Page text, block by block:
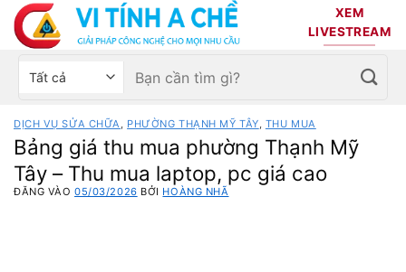
Bỏ
qua
nội
dung
XEM
LIVESTREAM
Chọn
sản
phẩm
Tìm
kiếm:
DỊCH VỤ SỬA CHỮA PHƯỜNG THẠNH MỸ TÂY THU MUA
Bảng giá thu mua phường Thạnh Mỹ
Tây – Thu mua laptop, pc giá cao
ĐĂNG VÀO05/03/2026 BỞI HOÀNG NHÃ